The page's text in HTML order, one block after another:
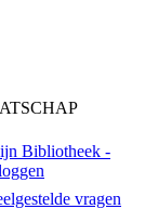
Bibliotheek -
vragen